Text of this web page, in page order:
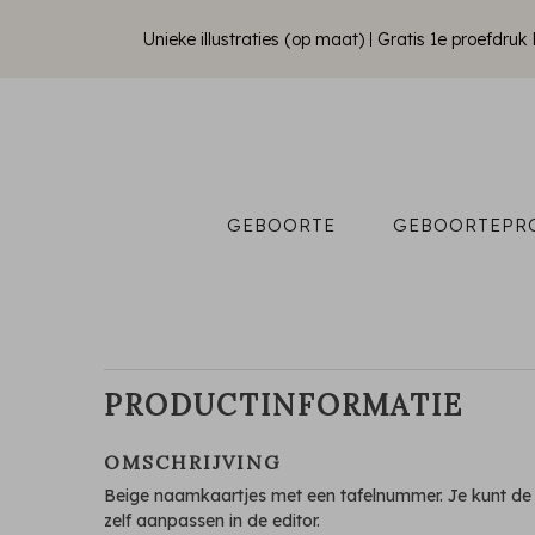
Unieke illustraties (op maat) Gratis 1e proefdruk
GEBOORTE
PRODUCTINFORMATIE
OMSCHRIJVING
Beige naamkaartjes met een tafelnummer. Je kunt de
zelf aanpassen in de editor.